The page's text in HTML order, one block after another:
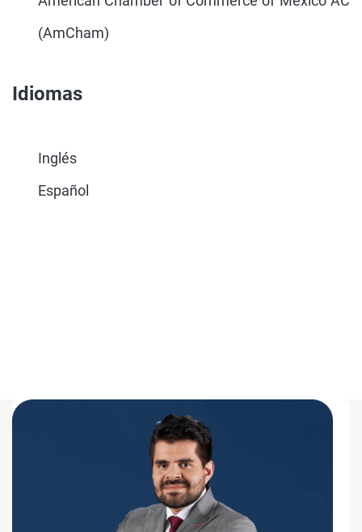
(AmCham)
Idiomas
Inglés
Español